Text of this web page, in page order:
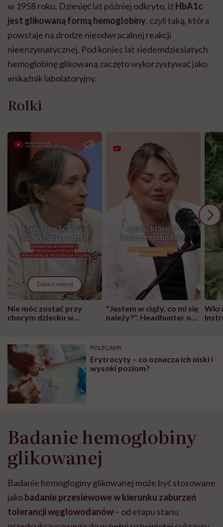
w 1958 roku. Dziesięć lat później odkryto, iżHbA1c
jest glikowaną formą hemoglobiny, czyli taką, która
powstaje na drodze nieodwracalnej reakcji
nieenzymatycznej. Pod koniec lat siedemdziesiatych
hemoglobinę glikowaną zaczęto wykorzystywać jako
wskaźnik labolatoryjny.
Rolki
Zobacz więcej
Nie móc zostać przy
chorym dziecku w
może chyba tylko
głupota i brak
wyobraźni"
"Jestem w ciąży, co mi się
należy?". Headhunter o
pracy
POLECAMY
Erytrocyty – co oznacza ich niski i
wysoki poziom?
Badanie hemoglobiny
glikowanej
Badanie hemogloginy glikowanej może być stosowane
jakobadanie przesiewowe w kierunku zaburzeń
tolerancji węglowodanów– od etapu stanu